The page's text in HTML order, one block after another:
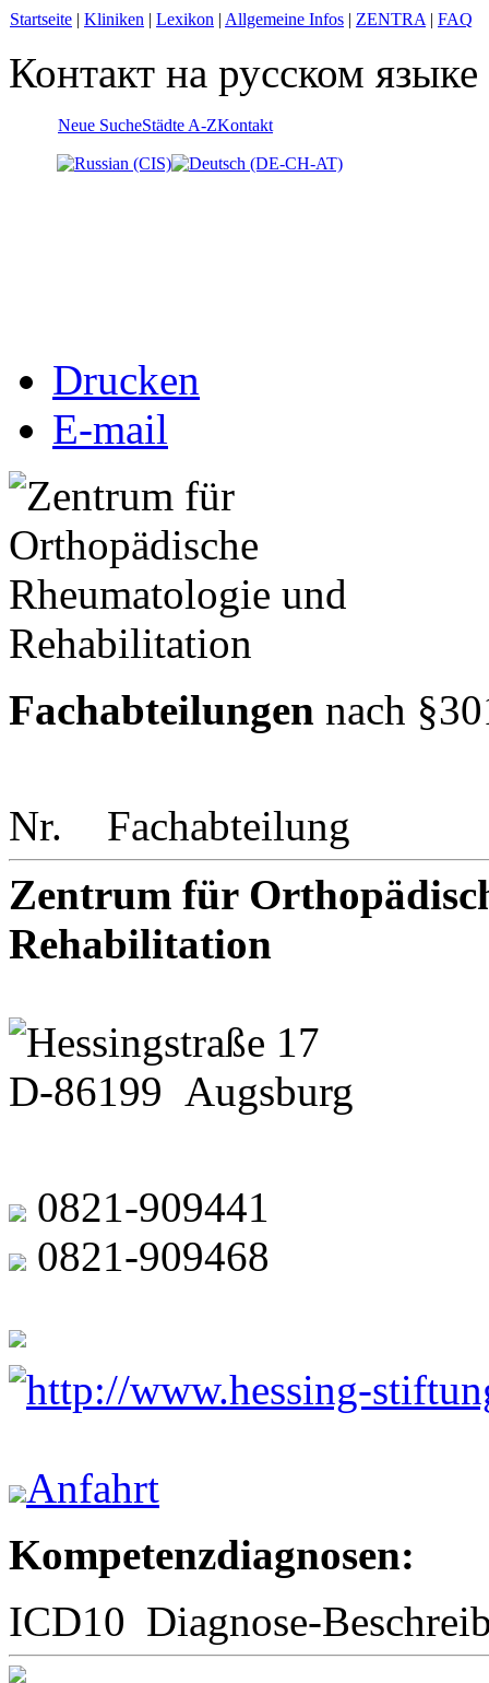
Startseite | Kliniken | Lexikon | Allgemeine Infos | ZENTRA | FAQ
Контакт на русском
Neue SucheStädte A-ZKontakt
Drucken
E-mail
Fachabteilungen nach
Nr.
Fachabteilung
Zentrum für
Rehabilitation
Hessingstraße 17
D-86199 Augsburg
0821-909441
0821-909468
http://www.hessing-
Anfahrt
Kompetenzdiagnosen:
ICD10 Diagnose-